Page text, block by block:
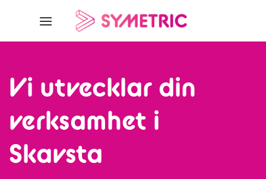
Vi utvecklar din
verksamhet i
Skavsta